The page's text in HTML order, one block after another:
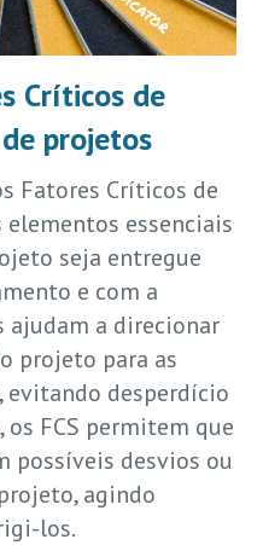
Críticos de
projetos
Fatores Críticos de
elementos essenciais
seja entregue
e com a
ajudam a direcionar
projeto para as
evitando desperdício
FCS permitem que
possíveis desvios ou
agindo
los.